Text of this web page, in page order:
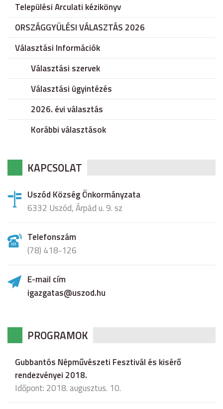
Települési Arculati kézikönyv
ORSZÁGGYÜLÉSI VÁLASZTÁS 2026
Választási Információk
Választási szervek
Választási ügyintézés
2026. évi választás
Korábbi választások
KAPCSOLAT
Uszód Község Önkormányzata
6332 Uszód, Árpád u. 9. sz
Telefonszám
(78) 418-126
E-mail cím
igazgatas@uszod.hu
PROGRAMOK
Gubbantós Népművészeti Fesztivál és kisérő
rendezvényei 2018.
Időpont: 2018. augusztus. 10.